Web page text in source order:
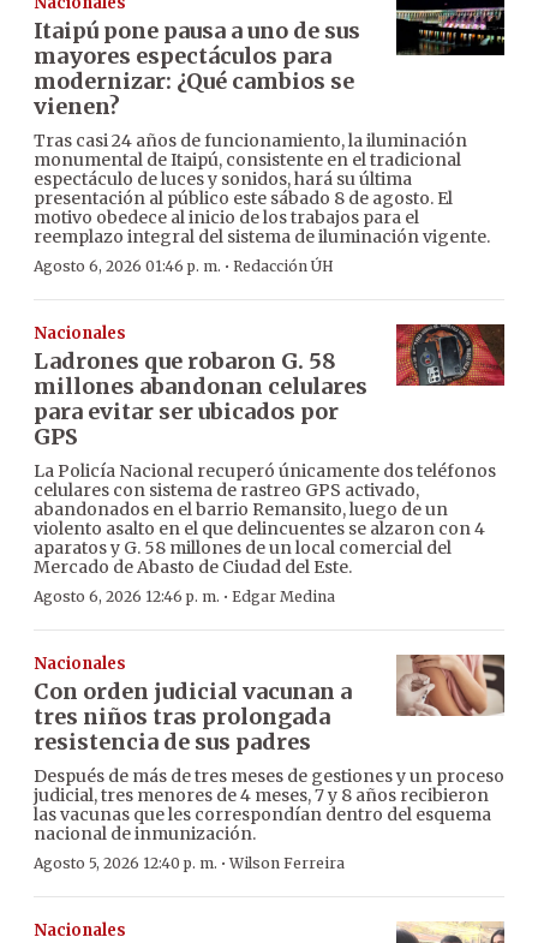
Itaipú pone pausa a uno de sus
mayores espectáculos para
modernizar: ¿Qué cambios se
vienen?
Tras casi 24 años de funcionamiento, la iluminación
monumental de Itaipú, consistente en el tradicional
espectáculo de luces y sonidos, hará su última
presentación al público este sábado 8 de agosto. El
motivo obedece al inicio de los trabajos para el
reemplazo integral del sistema de iluminación vigente.
Agosto 6, 2026 01:46 p. m. · Redacción ÚH
Nacionales
Ladrones que robaron G. 58
millones abandonan celulares
para evitar ser ubicados por
GPS
La Policía Nacional recuperó únicamente dos teléfonos
celulares con sistema de rastreo GPS activado,
abandonados en el barrio Remansito, luego de un
violento asalto en el que delincuentes se alzaron con 4
aparatos y G. 58 millones de un local comercial del
Mercado de Abasto de Ciudad del Este.
Agosto 6, 2026 12:46 p. m. · Edgar Medina
Nacionales
Con orden judicial vacunan a
tres niños tras prolongada
resistencia de sus padres
Después de más de tres meses de gestiones y un proceso
judicial, tres menores de 4 meses, 7 y 8 años recibieron
las vacunas que les correspondían dentro del esquema
nacional de inmunización.
Agosto 5, 2026 12:40 p. m. ·Wilson Ferreira
Nacionales